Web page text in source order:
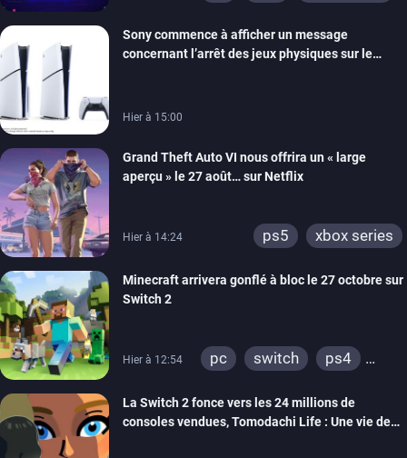
ps4
xbox one
switch 2
Sony commence à afficher un message
concernant l’arrêt des jeux physiques sur le
Hier à 15:00
Grand Theft Auto VI nous offrira un « large
aperçu » le 27 août… sur Netflix
Hier à 14:24 ps5 xbox series
Minecraft arrivera gonflé à bloc le 27 octobre sur
Switch 2
Hier à 12:54 pc switch
ps4
wiiu
3ds
ps3
xbox 360
switch 2
La Switch 2 fonce vers les 24 millions de
consoles vendues, Tomodachi Life : Une vie de